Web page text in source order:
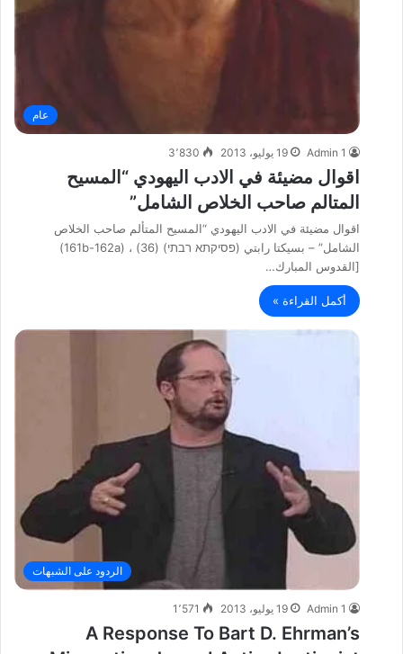
عام
Admin 1 19 يوليو، 2013 3٬830
اقوال مضيئة في الادب اليهودي “المسيح
المتالم صاحب الخلاص الشامل”
اقوال مضيئة في الادب اليهودي “المسيح المتألم صاحب الخلاص
الشامل” – بسيكتا رابتي (פסיקתא רבתי) (36) ، (161b-162a)
[القدوس المبارك…
أكمل القراءة »
الردود على الشبهات
Admin 1 19 يوليو، 2013 1٬571
A Response To Bart D. Ehrman’s